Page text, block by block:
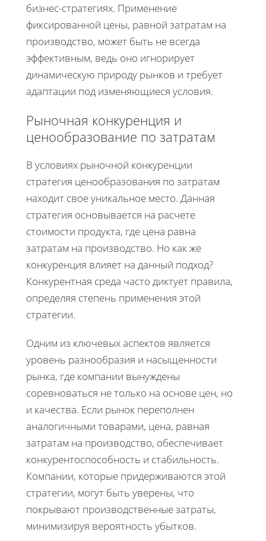
бизнес-стратегиях. Применение
фиксированной цены, равной затратам на
производство, может быть не всегда
эффективным, ведь оно игнорирует
динамическую природу рынков и требует
адаптации под изменяющиеся условия.
Рыночная конкуренция и
ценообразование по затратам
В условиях рыночной конкуренции
стратегия ценообразования по затратам
находит свое уникальное место. Данная
стратегия основывается на расчете
стоимости продукта, где цена равна
затратам на производство. Но как же
конкуренция влияет на данный подход?
Конкурентная среда часто диктует правила,
определяя степень применения этой
стратегии.
Одним из ключевых аспектов является
уровень разнообразия и насыщенности
рынка, где компании вынуждены
соревноваться не только на основе цен, но
и качества. Если рынок переполнен
аналогичными товарами, цена, равная
затратам на производство, обеспечивает
конкурентоспособность и стабильность.
Компании, которые придерживаются этой
стратегии, могут быть уверены, что
покрывают производственные затраты,
минимизируя вероятность убытков.